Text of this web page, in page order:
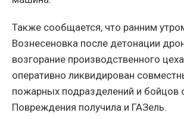
Также сообщается, что ранним
Вознесеновка после детонации
возгорание производственного
оперативно ликвидирован
пожарных подразделений и
Повреждения получила и ГАЗель.